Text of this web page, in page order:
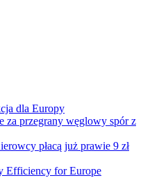
dla Europy
za przegrany węglowy spór z
płacą już prawie 9 zł
Efficiency for Europe